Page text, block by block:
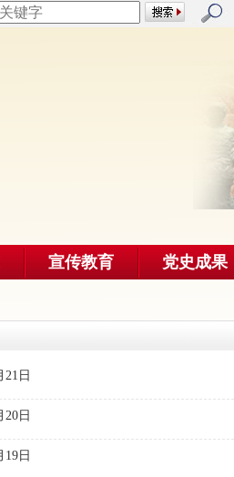
宣传教育 党史成果
21日
20日
19日